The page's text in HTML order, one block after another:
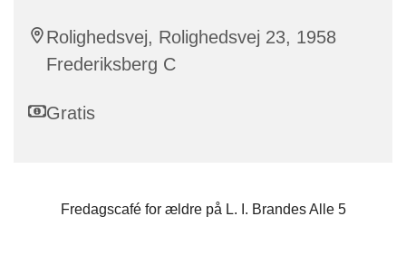
Rolighedsvej, Rolighedsvej 23, 1958
Frederiksberg C
Gratis
Fredagscafé for ældre på L. I. Brandes Alle 5